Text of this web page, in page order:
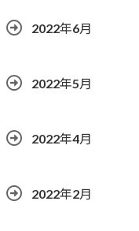
2022年6月
2022年5月
2022年4月
2022年2月